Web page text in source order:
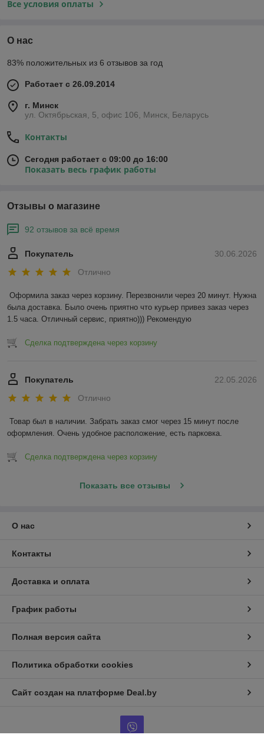
Все условия оплаты
О нас
83% положительных из 6 отзывов за год
Работает с 26.09.2014
г. Минск
ул. Октябрьская, 5, офис 106, Минск, Беларусь
Контакты
Сегодня работает с 09:00 до 16:00
Показать весь график работы
Отзывы о магазине
92 отзывов за всё время
30.06.2026
Покупатель
Отлично
Оформила заказ через корзину. Перезвонили через 20 минут. Нужна
была доставка. Было очень приятно что курьер привез заказ через
1.5 часа. Отличный сервис, приятно))) Рекомендую
Сделка подтверждена через корзину
22.05.2026
Покупатель
Отлично
Товар был в наличии. Забрать заказ смог через 15 минут после
оформления. Очень удобное расположение, есть парковка.
Сделка подтверждена через корзину
Показать все отзывы
О нас
Контакты
Доставка и оплата
График работы
Полная версия сайта
Политика обработки cookies
Сайт создан на платформе Deal.by